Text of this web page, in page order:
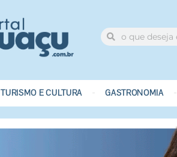
TURISMO E CULTURA GASTRONOMIA